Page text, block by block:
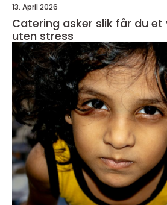
13. April 2026
Catering asker slik får du et vellykket selskap
uten stress